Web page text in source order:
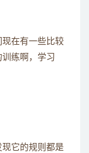
在有一些比较
练啊，学习
它的规则都是